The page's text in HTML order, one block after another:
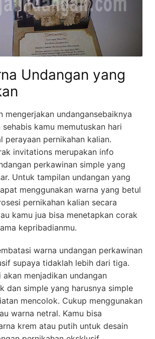
Undangan yang
mengerjakan undangansebaiknya
kamu memutuskan hari
perayaan pernikahan kalian.
invitations merupakan info
perkawinan simple yang
Untuk tampilan undangan yang
menggunakan warna yang betul
pernikahan kalian secara
kamu jua bisa menetapkan corak
kepribadianmu.
warna undangan perkawinan
supaya tidaklah lebih dari tiga.
akan menjadikan undangan
dan simple yang harusnya simple
mencolok. Cukup menggunakan
warna netral. Kamu bisa
krem atau putih untuk desain